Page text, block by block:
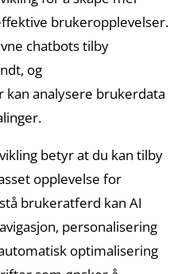
brukeropplevelser.
chatbots tilby
og
analysere brukerdata
betyr at du kan tilby
opplevelse for
brukeratferd kan AI
personalisering
optimalisering